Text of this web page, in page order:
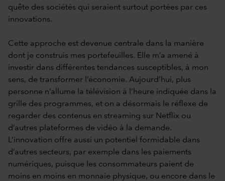
quête des sociétés qui seraient surtout portées par ces
innovations.
Cette approche est devenue centrale dans la manière
dont je construis mes portefeuilles. Elle m’a amené à
investir dans différentes tendances susceptibles, à mon
sens, de transformer l’économie. Aujourd’hui, plus
personne n’allume la télévision à l’heure indiquée dans la
grille des programmes, et on a désormais le réflexe de
regarder des contenus en streaming sur Netflix ou
d’autres plateformes de vidéo à la demande.
L’innovation offre aussi un potentiel formidable dans
d’autres secteurs, par exemple dans les paiements
numériques, puisque les consommateurs paient de
moins en moins en monnaie physique, ou encore dans le